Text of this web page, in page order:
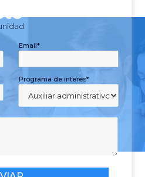
Email*
Programa de interes*